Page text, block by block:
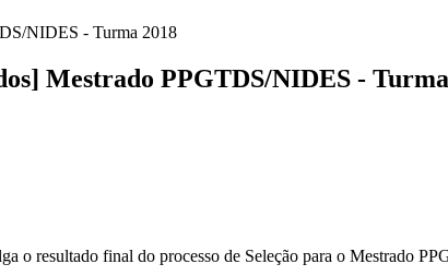
NIDES - Turma 2018
Mestrado PPGTDS/NIDES -
o resultado final do processo de Seleção para o Mestrado